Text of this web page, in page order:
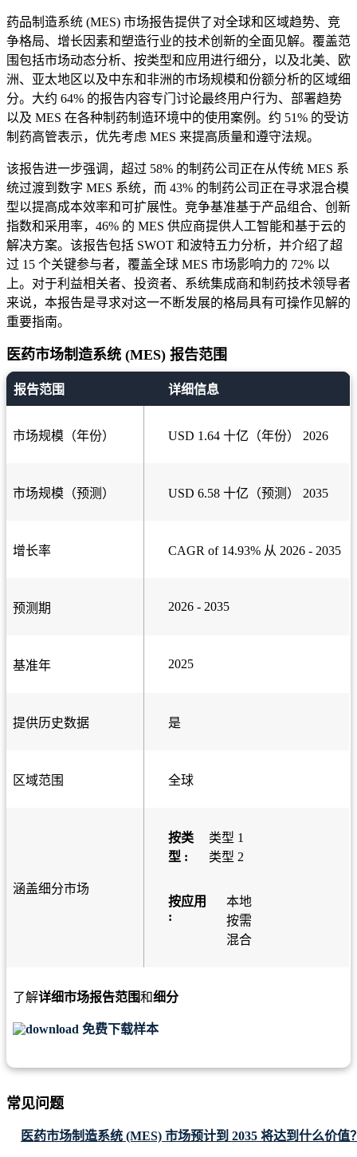
药品制造系统 (MES) 市场报告提供了对全球和区域趋势、竞
争格局、增长因素和塑造行业的技术创新的全面见解。覆盖范
围包括市场动态分析、按类型和应用进行细分，以及北美、欧
洲、亚太地区以及中东和非洲的市场规模和份额分析的区域细
分。大约 64% 的报告内容专门讨论最终用户行为、部署趋势
以及 MES 在各种制药制造环境中的使用案例。约 51% 的受访
制药高管表示，优先考虑 MES 来提高质量和遵守法规。
该报告进一步强调，超过 58% 的制药公司正在从传统 MES 系
统过渡到数字 MES 系统，而 43% 的制药公司正在寻求混合模
型以提高成本效率和可扩展性。竞争基准基于产品组合、创新
指数和采用率，46% 的 MES 供应商提供人工智能和基于云的
解决方案。该报告包括 SWOT 和波特五力分析，并介绍了超
过 15 个关键参与者，覆盖全球 MES 市场影响力的 72% 以
上。对于利益相关者、投资者、系统集成商和制药技术领导者
来说，本报告是寻求对这一不断发展的格局具有可操作见解的
重要指南。
医药市场制造系统 (MES) 报告范围
报告范围 详细信息
市场规模（年份） USD 1.64 十亿（年份） 2026
市场规模（预测） USD 6.58 十亿（预测） 2035
增长率 CAGR of 14.93% 从 2026 - 2035
预测期 2026 - 2035
基准年 2025
提供历史数据 是
区域范围 全球
涵盖细分市场
按类
型 :
类型 1
类型 2
按应用
:
本地
按需
混合
了解详细市场报告范围和细分
免费下载样本
常见问题
医药市场制造系统 (MES) 市场预计到 2035 将达到什么价值